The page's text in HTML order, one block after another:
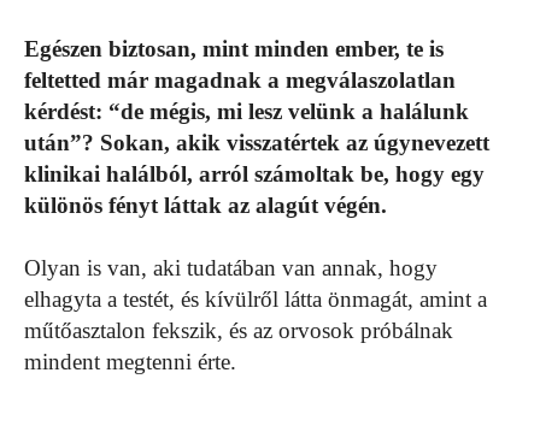
Egészen biztosan, mint minden ember, te is
feltetted már magadnak a megválaszolatlan
kérdést: “de mégis, mi lesz velünk a halálunk
után”? Sokan, akik visszatértek az úgynevezett
klinikai halálból, arról számoltak be, hogy egy
különös fényt láttak az alagút végén.
Olyan is van, aki tudatában van annak, hogy
elhagyta a testét, és kívülről látta önmagát, amint a
műtőasztalon fekszik, és az orvosok próbálnak
mindent megtenni érte.